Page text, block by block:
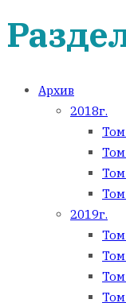
Архив
2018г.
2019г.